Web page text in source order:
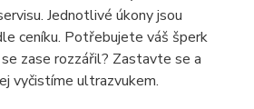
Jednotlivé úkony jsou
ceníku. Potřebujete váš šperk
zase rozzářil? Zastavte se a
vyčistíme ultrazvukem.